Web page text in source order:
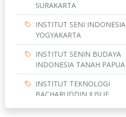
SURAKARTA
INSTITUT SENI INDONESIA
YOGYAKARTA
INSTITUT SENIN BUDAYA
INDONESIA TANAH PAPUA
INSTITUT TEKNOLOGI
BACHARUDDIN JUSUF